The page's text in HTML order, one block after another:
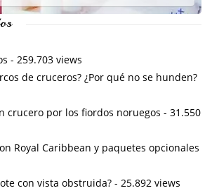
- 259.703 views
de cruceros? ¿Por qué no se hunden?
crucero por los fiordos noruegos - 31.550
Royal Caribbean y paquetes opcionales
con vista obstruida? - 25.892 views